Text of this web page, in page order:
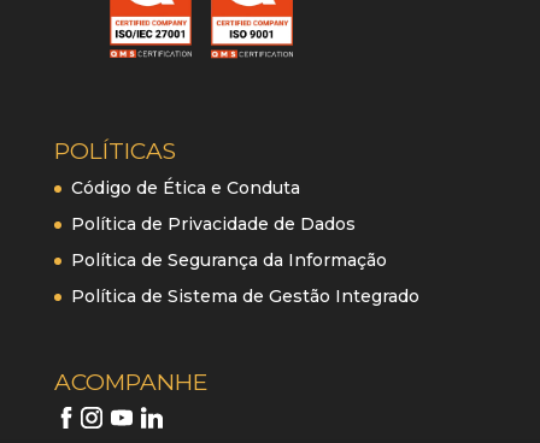
POLÍTICAS
Código de Ética e Conduta
Política de Privacidade de Dados
Política de Segurança da Informação
Política de Sistema de Gestão Integrado
ACOMPANHE